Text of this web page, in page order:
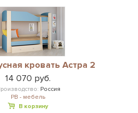
кровать Астра 2
14 070 руб.
Россия
РВ - мебель
В корзину